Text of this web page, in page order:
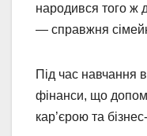
народився того ж
— справжня
Під час навчання
фінанси, що
кар’єрою та